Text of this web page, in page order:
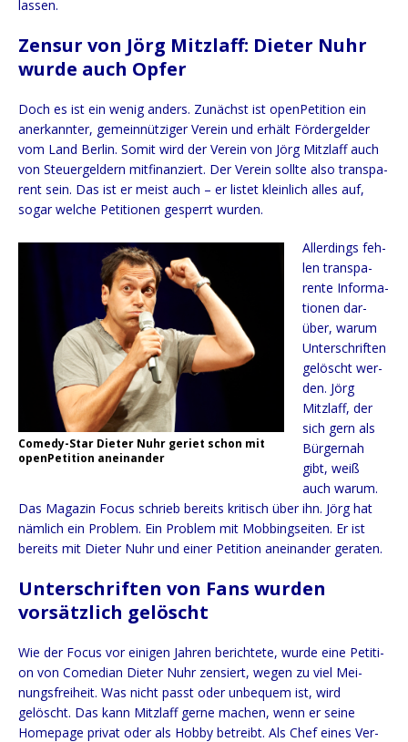
lassen.
Zensur von Jörg Mitzlaff: Dieter Nuhr
wurde auch Opfer
Doch es ist ein wenig anders. Zunächst ist open­Pe­ti­ti­on ein
aner­kann­ter, gemein­nüt­zi­ger Ver­ein und erhält För­der­gel­der
vom Land Ber­lin. Somit wird der Ver­ein von Jörg Mitzlaff auch
von Steu­er­gel­dern mit­fi­nan­ziert. Der Ver­ein soll­te also trans­pa­
rent sein. Das ist er meist auch – er lis­tet klein­lich alles auf,
sogar wel­che Peti­tio­nen gesperrt wurden.
Come­dy-Star Die­ter Nuhr geriet schon mit
open­Pe­ti­ti­on aneinander
Aller­dings feh­
len trans­pa­
ren­te Infor­ma­
tio­nen dar­
über, war­um
Unter­schrif­ten
gelöscht wer­
den. Jörg
Mitzlaff, der
sich gern als
Bür­ger­nah
gibt, weiß
auch war­um.
Das Maga­zin Focus schrieb bereits kri­tisch über ihn. Jörg hat
näm­lich ein Pro­blem. Ein Pro­blem mit Mob­bing­sei­ten. Er ist
bereits mit Die­ter Nuhr und einer Peti­ti­on anein­an­der geraten.
Unterschriften von Fans wurden
vorsätzlich gelöscht
Wie der Focus vor eini­gen Jah­ren berich­te­te, wur­de eine Peti­ti­
on von Come­di­an Die­ter Nuhr zen­siert, wegen zu viel Mei­
nungs­frei­heit. Was nicht passt oder unbe­quem ist, wird
gelöscht. Das kann Mitzlaff ger­ne machen, wenn er sei­ne
Home­page pri­vat oder als Hob­by betreibt. Als Chef eines Ver­